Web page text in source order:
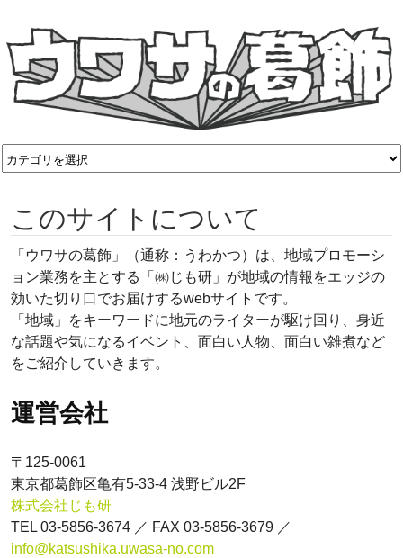
このサイトについて
「ウワサの葛飾」（通称：うわかつ）は、地域プロモーシ
ョン業務を主とする「㈱じも研」が地域の情報をエッジの
効いた切り口でお届けするwebサイトです。
「地域」をキーワードに地元のライターが駆け回り、身近
な話題や気になるイベント、面白い人物、面白い雑煮など
をご紹介していきます。
運営会社
〒125-0061
東京都葛飾区亀有5-33-4 浅野ビル2F
株式会社じも研
TEL 03-5856-3674 ／ FAX 03-5856-3679 ／
info@katsushika.uwasa-no.com